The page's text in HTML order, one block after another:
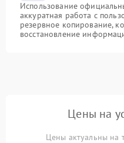
Использование
аккуратная работа с
резервное копирование,
восстановление
Цены на
Цены актуальны на